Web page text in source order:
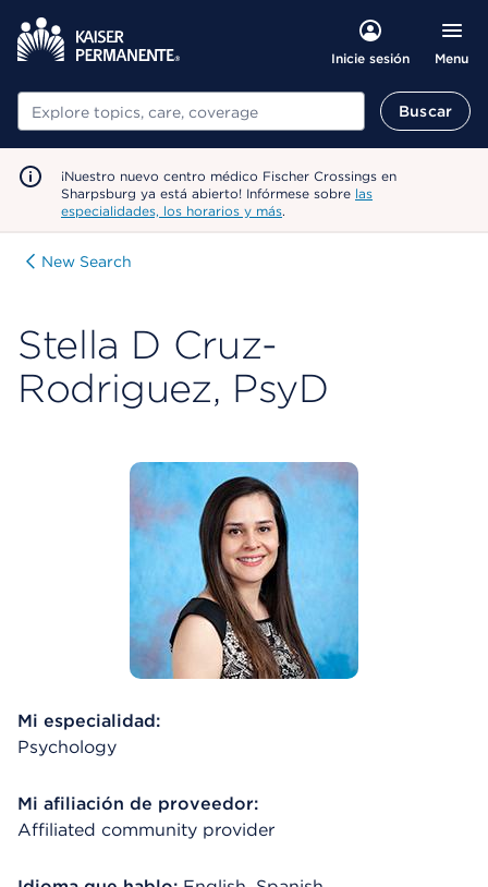
Inicie sesión Menu
Buscar Buscar
¡Nuestro nuevo centro médico Fischer Crossings en
Sharpsburg ya está abierto! Infórmese sobre las
especialidades, los horarios y más.
New Search
Stella D Cruz-
Rodriguez, PsyD
Mi especialidad:
Psychology
Mi afiliación de proveedor:
Affiliated community provider